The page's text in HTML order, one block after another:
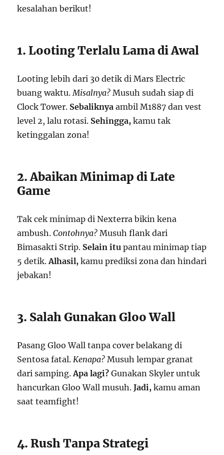
kesalahan berikut!
1. Looting Terlalu Lama di Awal
Looting lebih dari 30 detik di Mars Electric
buang waktu. Misalnya? Musuh sudah siap di
Clock Tower. Sebaliknya ambil M1887 dan vest
level 2, lalu rotasi. Sehingga, kamu tak
ketinggalan zona!
2. Abaikan Minimap di Late
Game
Tak cek minimap di Nexterra bikin kena
ambush.Contohnya? Musuh flank dari
Bimasakti Strip. Selain itu pantau minimap tiap
5 detik.Alhasil, kamu prediksi zona dan hindari
jebakan!
3. Salah Gunakan Gloo Wall
Pasang Gloo Wall tanpa cover belakang di
Sentosa fatal. Kenapa? Musuh lempar granat
dari samping.Apa lagi? Gunakan Skyler untuk
hancurkan Gloo Wall musuh.Jadi, kamu aman
saat teamfight!
4. Rush Tanpa Strategi